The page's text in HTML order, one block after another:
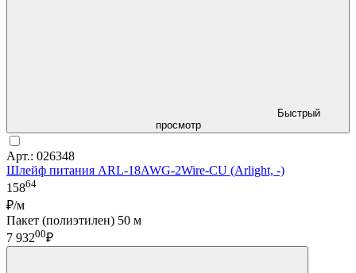
Быстрый
просмотр
Арт.: 026348
Шлейф питания ARL-18AWG-2Wire-CU (Arlight, -)
15864
₽/м
Пакет (полиэтилен) 50 м
7 93200₽